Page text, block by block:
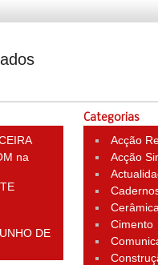
na
DE
Categorias
Acção
Acção
Cimento